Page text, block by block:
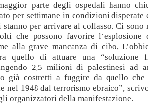
parte degli ospedali hanno
per settimane in condizioni disperate
stanno per arrivare al collasso. Ci sono
che possono favorire l’esplosione
alla grave mancanza di cibo,
quello di attuare una “soluzione
2,5 milioni di palestinesi ad
già costretti a fuggire da quello che
nel 1948 dal terrorismo ebraico”,
organizzatori della manifestazione.